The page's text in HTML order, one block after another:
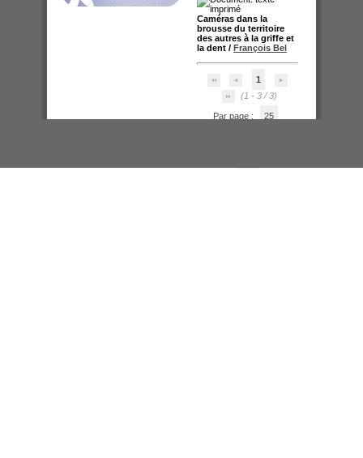
Caméras dans la
brousse du territoire
des autres à la griffe et
la dent / François Bel
1
(1 - 3 / 3)
Par page : 25